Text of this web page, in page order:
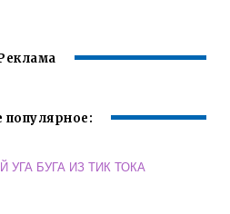
популярное:
УГА БУГА ИЗ ТИК ТОКА